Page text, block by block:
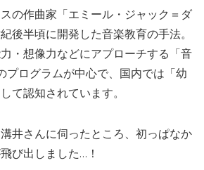
の作曲家「エミール・ジャック＝ダ
後半頃に開発した音楽教育の手法。
・想像力などにアプローチする「音
プログラムが中心で、国内では「幼
て認知されています。
井さんに伺ったところ、初っぱなか
び出しました…！